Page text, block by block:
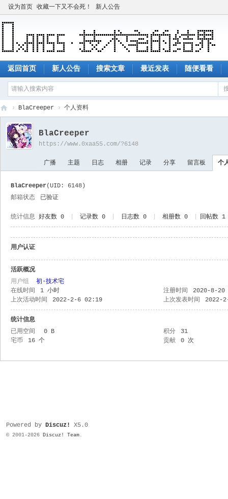
设为首页 收藏一下又不会死！ 新人公告
返回首页 新人公告 搜索文章 最近发表 随便看看
技
术
宅
› BlaCreeper › 个人资料
BlaCreeper
https://www.0xaa55.com/?6148
广播 主题 日志 相册 记录 分享 留言板 个
BlaCreeper(UID: 6148)
邮箱状态
已验证
统计信息 好友数 0 记录数 0 日志数 0 相册数 0 回帖数 1
用户认证
活跃概况
用户组 初·技术宅
在线时间
1 小时 注册时间
2020-8-20
上次活动时间
2022-2-6 02:19 上次发表时间 2022-
统计信息
已用空间
0 B 积分
31
宅币
16 个 贡献 0 次
Powered by Discuz! X5.0
© 2001-2026 Discuz! Team.